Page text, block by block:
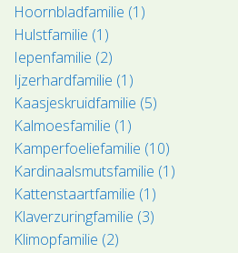
Hoornbladfamilie (1)
Hulstfamilie (1)
Iepenfamilie (2)
Ijzerhardfamilie (1)
Kaasjeskruidfamilie (5)
Kalmoesfamilie (1)
Kamperfoeliefamilie (10)
Kardinaalsmutsfamilie (1)
Kattenstaartfamilie (1)
Klaverzuringfamilie (3)
Klimopfamilie (2)